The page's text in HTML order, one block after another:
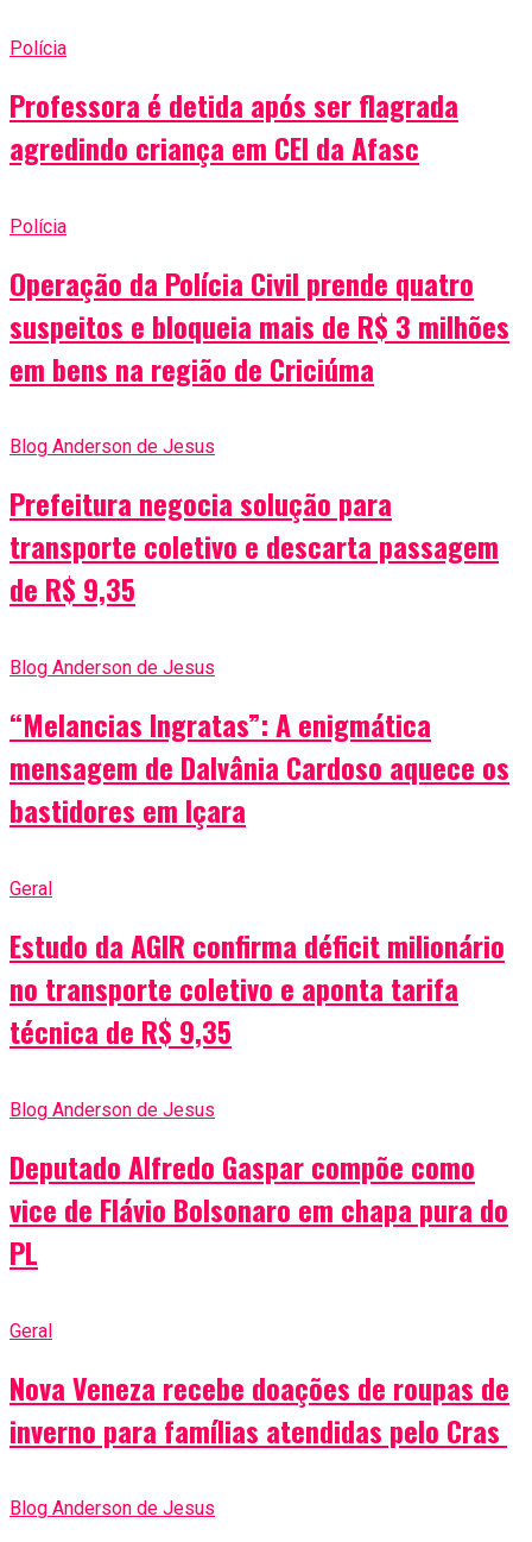
Polícia
Professora é detida após ser flagrada
agredindo criança em CEI da Afasc
Polícia
Operação da Polícia Civil prende quatro
suspeitos e bloqueia mais de R$ 3 milhões
em bens na região de Criciúma
Blog Anderson de Jesus
Prefeitura negocia solução para
transporte coletivo e descarta passagem
de R$ 9,35
Blog Anderson de Jesus
“Melancias Ingratas”: A enigmática
mensagem de Dalvânia Cardoso aquece os
bastidores em Içara
Geral
Estudo da AGIR confirma déficit milionário
no transporte coletivo e aponta tarifa
técnica de R$ 9,35
Blog Anderson de Jesus
Deputado Alfredo Gaspar compõe como
vice de Flávio Bolsonaro em chapa pura do
PL
Geral
Nova Veneza recebe doações de roupas de
inverno para famílias atendidas pelo Cras
Blog Anderson de Jesus